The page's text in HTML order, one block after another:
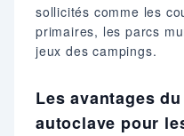
sollicités comme les
primaires, les parcs
jeux des campings.
Les avantages
autoclave pour